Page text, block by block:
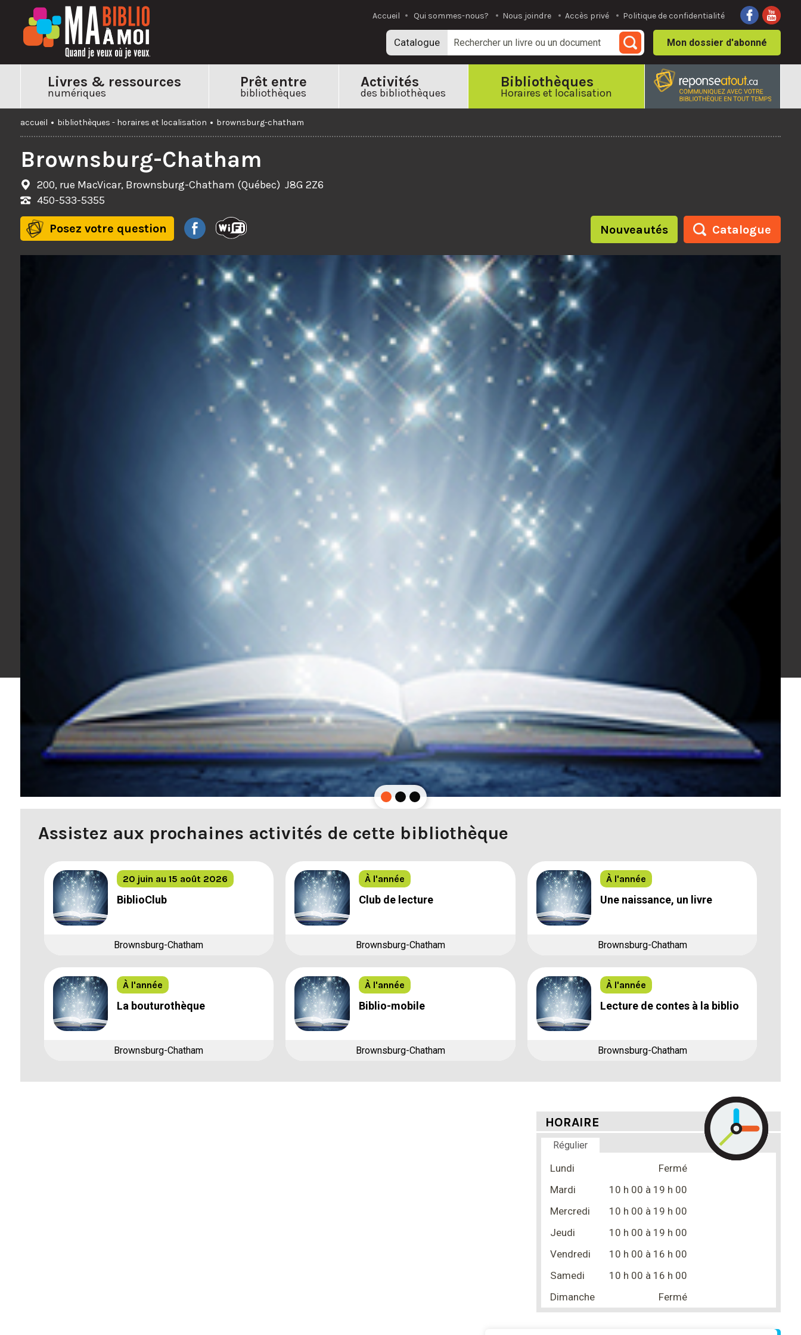
Accueil Qui sommes-nous? Nous joindre Accès privé Politique de confidentialité
Mon dossier d'abonné
Catalogue
Livres & ressources
numériques
Prêt entre
bibliothèques
Activités
des bibliothèques
Bibliothèques
Horaires et localisation
accueil bibliothèques - horaires et localisation brownsburg-chatham
Brownsburg-Chatham
200, rue MacVicar, Brownsburg-Chatham (Québec) J8G 2Z6
450-533-5355
Posez votre question Nouveautés Catalogue
Assistez aux prochaines activités de cette bibliothèque
20 juin au 15 août 2026
BiblioClub
Brownsburg-Chatham
À l'année
Club de lecture
Brownsburg-Chatham
À l'année
Une naissance, un livre
Brownsburg-Chatham
À l'année
La bouturothèque
Brownsburg-Chatham
À l'année
Biblio-mobile
Brownsburg-Chatham
À l'année
Lecture de contes à la biblio
Brownsburg-Chatham
HORAIRE
Régulier
Lundi
Fermé
Mardi
10 h 00 à 19 h 00
Mercredi
10 h 00 à 19 h 00
Jeudi
10 h 00 à 19 h 00
Vendredi
10 h 00 à 16 h 00
Samedi
10 h 00 à 16 h 00
Dimanche
Fermé